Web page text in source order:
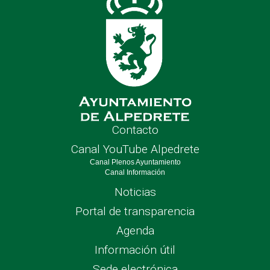
Contacto
Canal YouTube Alpedrete
Canal Plenos Ayuntamiento
Canal Información
Noticias
Portal de transparencia
Agenda
Información útil